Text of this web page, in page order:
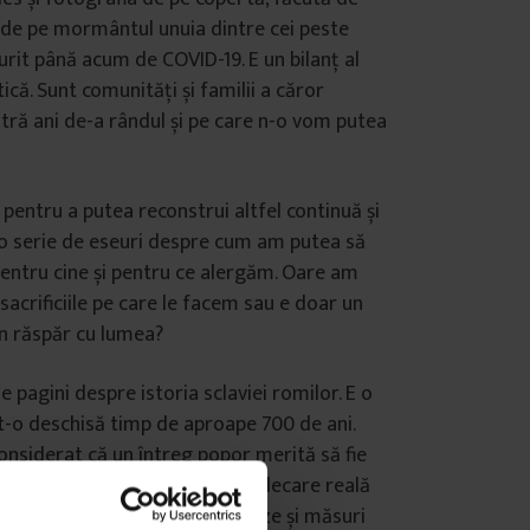
pe mormântul unuia dintre cei peste
până acum de COVID-19. E un bilanț al
Sunt comunități și familii a căror
ani de-a rândul și pe care n-o vom putea
a putea reconstrui altfel continuă și
de eseuri despre cum am putea să
cine și pentru ce alergăm. Oare am
pe care le facem sau e doar un
răspăr cu lumea?
pagini despre istoria sclaviei romilor. E o
o deschisă timp de aproape 700 de ani.
că un întreg popor merită să fie
și tratat ca o marfă. O vindecare reală
acceptarea unor scuze și măsuri